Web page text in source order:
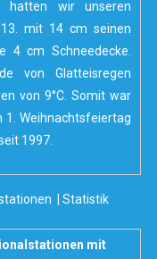
hatten wir unseren
mit 14 cm seinen
4 cm Schneedecke.
von Glatteisregen
von 9°C. Somit war
Weihnachtsfeiertag
1997.
Statistik
mit